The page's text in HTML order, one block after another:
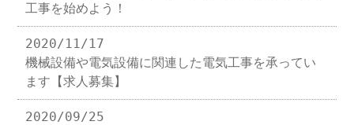
工事を始めよう！
2020/11/17
機械設備や電気設備に関連した電気工事を承ってい
ます【求人募集】
2020/09/25